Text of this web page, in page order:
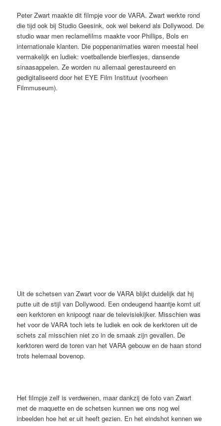
Peter Zwart maakte dit filmpje voor de VARA. Zwart werkte rond
die tijd ook bij Studio Geesink, ook wel bekend als Dollywood. De
studio waar men reclamefilms maakte voor Phillips, Bols en
internationale klanten. Die poppenanimaties waren meestal heel
vermakelijk en ludiek: voetballende bierflesjes, dansende
sinaasappelen. Ze worden nu allemaal gerestaureerd en
gedigitaliseerd door het EYE Film Instituut (voorheen
Filmmuseum).
Uit de schetsen van Zwart voor de VARA blijkt duidelijk dat hij
putte uit de stijl van Dollywood. Een ondeugend haantje komt uit
een kerktoren en knipoogt naar de televisiekijker. Misschien was
het voor de VARA toch iets te ludiek en ook de kerktoren uit de
schets zal misschien niet zo in de smaak zijn gevallen. De
kerktoren werd de toren van het VARA gebouw en de haan stond
trots helemaal bovenop.
Het filmpje zelf is verdwenen, maar dankzij de foto van Zwart
met de maquette en de schetsen kunnen we ons nog wel
inbeelden hoe het er uit heeft gezien. En het eindshot kennen we